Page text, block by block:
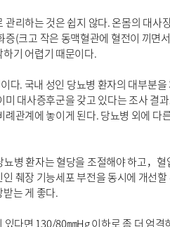
리하는 것은 쉽지 않다. 온몸의 대사
(크고 작은 동맥혈관에 혈전이 끼면
기 어렵기 때문이다.
다. 국내 성인 당뇨병 환자의 대부분
대사증후군을 갖고 있다는 조사 결
관계에 놓이게 된다. 당뇨병 외에 다
병 환자는 혈당을 조절해야 하고，
췌장 기능세포 부전을 동시에 개선
는 게 좋다.
다면 130/80㎜Hg 이하로 좀 더 엄격